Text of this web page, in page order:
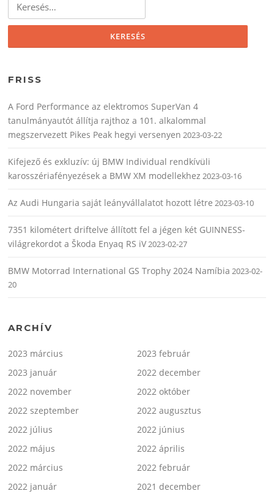
FRISS
A Ford Performance az elektromos SuperVan 4
tanulmányautót állítja rajthoz a 101. alkalommal
megszervezett Pikes Peak hegyi versenyen 2023-03-22
Kifejező és exkluzív: új BMW Individual rendkívüli
karosszériafényezések a BMW XM modellekhez 2023-03-16
Az Audi Hungaria saját leányvállalatot hozott létre 2023-03-10
7351 kilométert driftelve állított fel a jégen két GUINNESS-
világrekordot a Škoda Enyaq RS iV2023-02-27
BMW Motorrad International GS Trophy 2024 Namíbia 2023-02-
20
ARCHÍV
2023 március
2023 február
2023 január
2022 december
2022 november
2022 október
2022 szeptember
2022 augusztus
2022 július
2022 június
2022 május
2022 április
2022 március
2022 február
2022 január
2021 december